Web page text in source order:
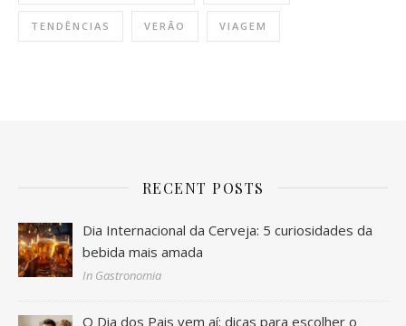
TENDÊNCIAS VERÃO VIAGEM
RECENT POSTS
Dia Internacional da Cerveja: 5 curiosidades da
bebida mais amada
In Gastronomia
O Dia dos Pais vem aí: dicas para escolher o